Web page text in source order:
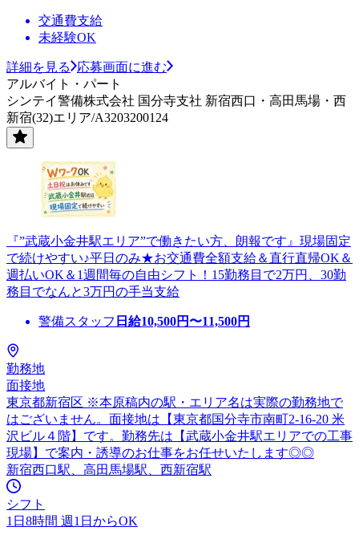
交通費支給
未経験OK
詳細を見る
応募画面に進む
アルバイト・パート
シンテイ警備株式会社 国分寺支社 新宿西口・高田馬場・西
新宿(32)エリア/A3203200124
『”武蔵小金井駅エリア”で働きたい方、朗報です』現場固定
で続けやすい♪平日のみ★お交通費全額支給＆直行直帰OK＆
週払いOK＆1週間毎の自由シフト！15勤務目で2万円、30勤
務目でなんと3万円の手当支給
警備スタッフ 日給10,500円〜11,500円
勤務地
面接地
東京都新宿区 ※本原稿内の駅・エリア名は実際の勤務地で
はございません。面接地は【東京都国分寺市南町2-16-20 米
沢ビル４階】です。勤務先は【武蔵小金井駅エリアでの工事
現場】で案内・誘導のお仕事をお任せいたします◎◎
新宿西口駅、高田馬場駅、西新宿駅
シフト
1日8時間 週1日からOK